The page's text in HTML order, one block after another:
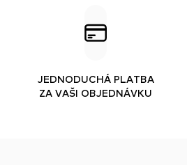
JEDNODUCHÁ PLATBA
ZA VAŠI OBJEDNÁVKU